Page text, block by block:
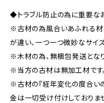
◆トラブル防止の為に重要な
※古材の為風合いあふれる材
が違い、一つ一つ微妙なサイ
※木材の為、無梱包発送となり
※当方の古材は無加工材です
※古材の『経年変化の度合い
金は一切受け付けしておりま